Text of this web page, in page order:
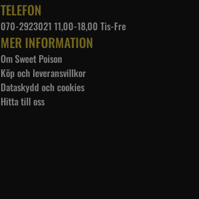
TELEFON
070-2923021 11,00-18,00 Tis-Fre
MER INFORMATION
Om Sweet Poison
Köp och leveransvillkor
Dataskydd och cookies
Hitta till oss